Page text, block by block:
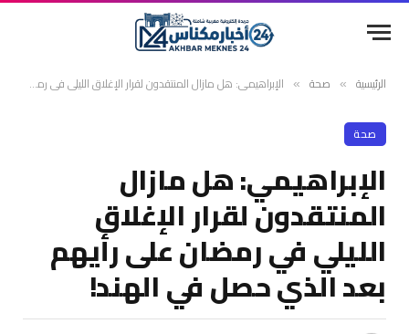
الرئيسية » صحة » الإبراهيمي: هل مازال المنتقدون لقرار الإغلاق الليلي في رمضان على رأيهم بعد الذي حصل في الهند!
صحة
الإبراهيمي: هل مازال
المنتقدون لقرار الإغلاق
الليلي في رمضان على رأيهم
بعد الذي حصل في الهند!